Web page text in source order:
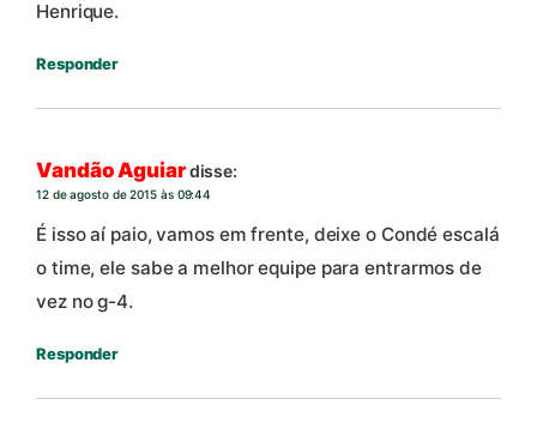
Henrique.
Responder
Vandão Aguiardisse:
12 de agosto de 2015 às 09:44
É isso aí paio, vamos em frente, deixe o Condé escalá
o time, ele sabe a melhor equipe para entrarmos de
vez no g-4.
Responder